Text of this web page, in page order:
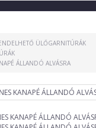
ÜLŐGARNITÚRÁK
ÁLLANDÓ ALVÁSRA